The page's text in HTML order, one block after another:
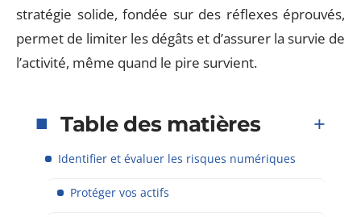
stratégie solide, fondée sur des réflexes éprouvés,
permet de limiter les dégâts et d’assurer la survie de
l’activité, même quand le pire survient.
Table des matières
Identifier et évaluer les risques numériques
Protéger vos actifs